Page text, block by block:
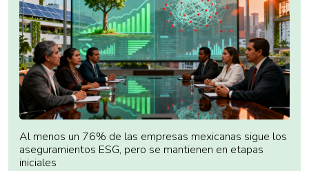
Al menos un 76% de las empresas mexicanas sigue los
aseguramientos ESG, pero se mantienen en etapas
iniciales